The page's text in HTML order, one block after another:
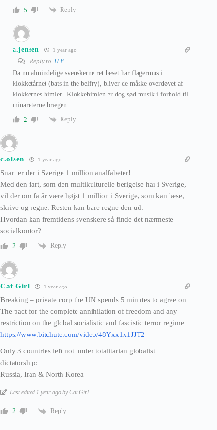
5
Reply
a.jensen 1 year ago
Reply to H.P.
Da nu almindelige svenskerne ret beset har flagermus i
klokketårnet (bats in the belfry), bliver de måske overdøvet af
klokkernes bimlen. Klokkebimlen er dog sød musik i forhold til
minareterne brægen.
2
Reply
c.olsen 1 year ago
Snart er der i Sverige 1 million analfabeter!
Med den fart, som den multikulturelle berigelse har i Sverige,
vil der om få år være højst 1 million i Sverige, som kan læse,
skrive og regne. Resten kan bare regne den ud.
Hvordan kan fremtidens svenskere så finde det nærmeste
socialkontor?
2 Reply
Cat Girl 1 year ago
Breaking – private corp the UN spends 5 minutes to agree on
The pact for the complete annihilation of freedom and any
restriction on the global socialistic and fascistic terror regime
https://www.bitchute.com/video/48Yxx1x1JJT2
Only 3 countries left not under totalitarian globalist
dictatorship:
Russia, Iran & North Korea
Last edited 1 year ago by Cat Girl
2 Reply